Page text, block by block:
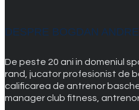
DESPRE BOGDAN
De peste 20 ani in domeniul
rand, jucator profesionist de
calificarea de antrenor
manager club fitness,